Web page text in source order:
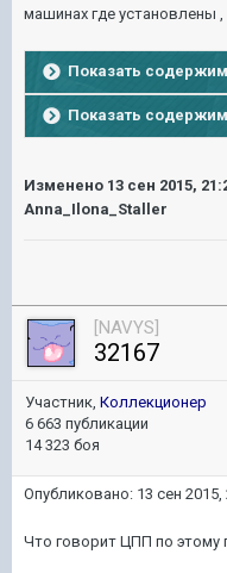
машинах где установлены
Показать
Показать
Изменено 13 сен 2015,
Anna_Ilona_Staller
[NAVYS]
32167
Участник, Коллекционер
6 663 публикации
14 323 боя
Опубликовано: 13 сен 2015,
Что говорит ЦПП по этому